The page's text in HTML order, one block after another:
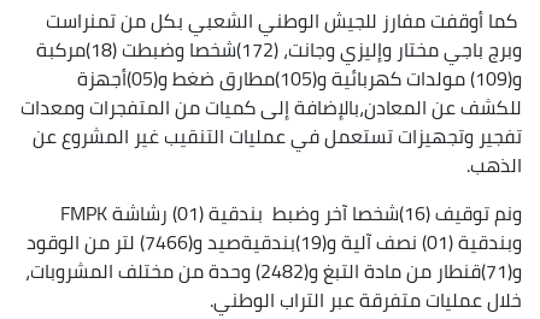
كما أوقفت مفارز للجيش الوطني الشعبي بكل من تمنراست
وبرج باجي مختار وإليزي وجانت، (172)شخصا وضبطت (18)مركبة
و(109) مولدات كهربائية و(105)مطارق ضغط و(05)أجهزة
للكشف عن المعادن،بالإضافة إلى كميات من المتفجرات ومعدات
تفجير وتجهيزات تستعمل في عمليات التنقيب غير المشروع عن
الذهب.
ونم توقيف (16)شخصا آخر وضبط بندقية (01) رشاشة FMPK
وبندقية (01) نصف آلية و(19)بندقيةصيد و(7466) لتر من الوقود
و(71)قنطار من مادة التبغ و(2482) وحدة من مختلف المشروبات،
خلال عمليات متفرقة عبر التراب الوطني.